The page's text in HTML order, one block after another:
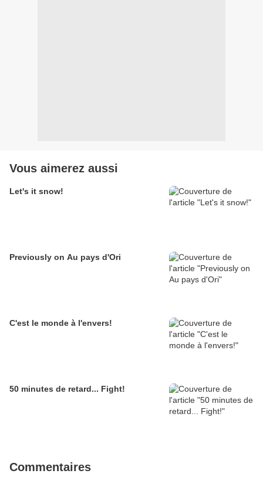
Vous aimerez aussi
Let's it snow!
Previously on Au pays d'Ori
C'est le monde à l'envers!
50 minutes de retard... Fight!
Commentaires